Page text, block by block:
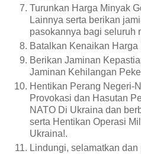
Turunkan Harga Minyak
Lainnya serta berikan
pasokannya bagi seluruh
Batalkan Kenaikan
Berikan Jaminan
Jaminan Kehilangan
Hentikan Perang Negeri-
Provokasi dan Hasutan
NATO Di Ukraina dan
serta Hentikan Operasi
Ukraina!.
Lindungi, selamatkan